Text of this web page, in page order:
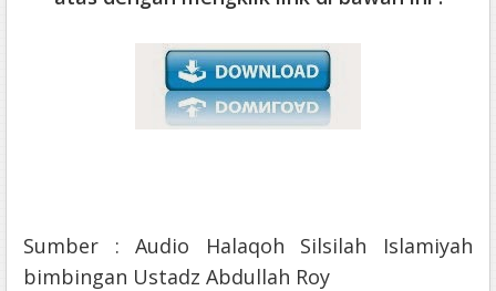
Sumber : Audio Halaqoh Silsilah Islamiyah
bimbingan Ustadz Abdullah Roy